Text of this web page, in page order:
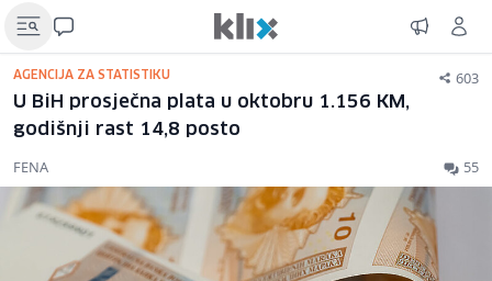
AGENCIJA ZA STATISTIKU 603
U BiH prosječna plata u oktobru 1.156 KM,
godišnji rast 14,8 posto
FENA 55